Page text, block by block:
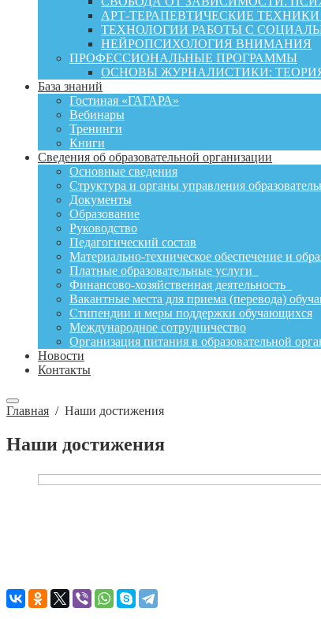
АРТ-ТЕРАПЕВТИЧЕСКИЕ
ТЕХНОЛОГИИ РАБОТЫ С
НЕЙРОПСИХОЛОГИЯ ВНИМАНИЯ
ПРОФЕССИОНАЛЬНЫЕ ПРОГРАММЫ
ОСНОВЫ ЖУРНАЛИСТИКИ:
База знаний
Гостиная «ГАГАРА»
Вебинары
Тренинги
Книги
Сведения об образовательной организации
Основные сведения
Структура и органы управления
Документы
Образование
Руководство
Педагогический состав
Материально-техническое обеспечение и
Платные образовательные услуги
Финансово-хозяйственная деятельность
Вакантные места для приема (перевода)
Стипендии и меры поддержки обучающихся
Международное сотрудничество
Организация питания в образовательной
Новости
Контакты
Главная / Наши достижения
Наши достижения